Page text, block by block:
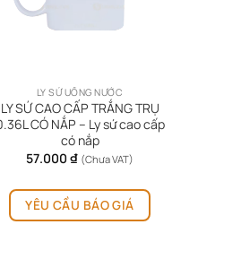
LY SỨ UỐNG NƯỚC
LY SỨ CAO CẤP TRẮNG TRỤ
CÓ NẮP – Ly sứ cao cấp
có nắp
57.000 ₫ (Chưa VAT)
YÊU CẦU BÁO GIÁ